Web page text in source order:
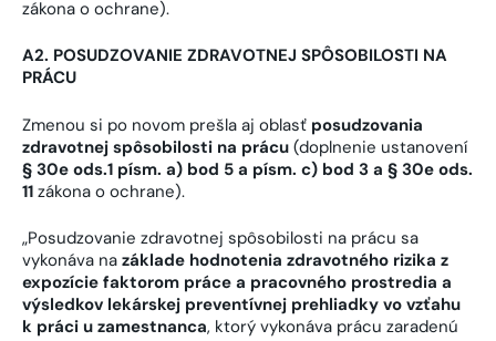
zákona o ochrane).
A2. POSUDZOVANIE ZDRAVOTNEJ SPÔSOBILOSTI NA
PRÁCU
Zmenou si po novom prešla aj oblasť posudzovania
zdravotnej spôsobilosti na prácu (doplnenie ustanovení
§ 30e ods.1 písm. a) bod 5 a písm. c) bod 3 a § 30e ods.
11 zákona o ochrane).
„Posudzovanie zdravotnej spôsobilosti na prácu sa
vykonáva na základe hodnotenia zdravotného rizika z
expozície faktorom práce a pracovného prostredia a
výsledkov lekárskej preventívnej prehliadky vo vzťahu
k práci u zamestnanca, ktorý vykonáva prácu zaradenú